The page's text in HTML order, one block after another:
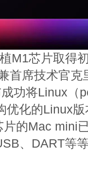
M1芯片取得
首席技术官克
功将Linux（
优化的Linux
的Mac mini
、DART等